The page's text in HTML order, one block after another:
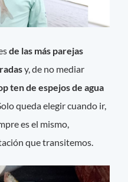
de las más parejas
y, de no mediar
ten de espejos de agua
queda elegir cuando ir,
es el mismo,
que transitemos.